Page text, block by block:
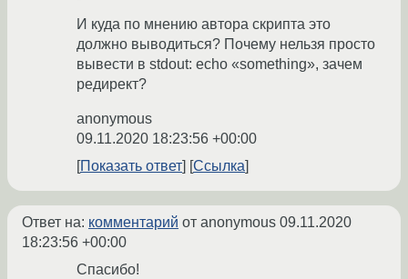
И куда по мнению автора скрипта это
должно выводиться? Почему нельзя просто
вывести в stdout: echo «something», зачем
редирект?
anonymous
09.11.2020 18:23:56 +00:00
Показать ответ
Ссылка
Ответ на: комментарий от anonymous 09.11.2020
18:23:56 +00:00
Спасибо!